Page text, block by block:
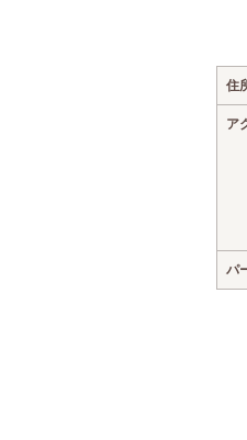
住
ア
パ